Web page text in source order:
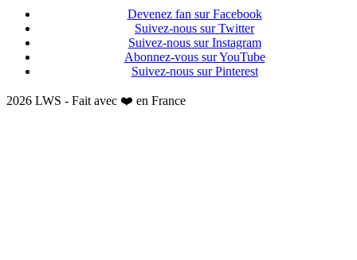
Devenez fan sur Facebook
Suivez-nous sur Twitter
Suivez-nous sur Instagram
Abonnez-vous sur YouTube
Suivez-nous sur Pinterest
2026 LWS - Fait avec ❤️ en France